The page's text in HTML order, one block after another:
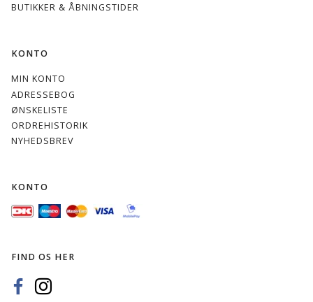
BUTIKKER & ÅBNINGSTIDER
KONTO
MIN KONTO
ADRESSEBOG
ØNSKELISTE
ORDREHISTORIK
NYHEDSBREV
KONTO
FIND OS HER